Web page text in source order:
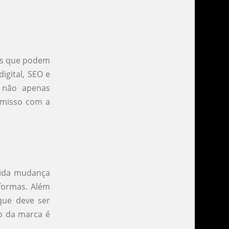
que podem
SEO e
apenas
com a
mudança
Além
deve ser
da marca é